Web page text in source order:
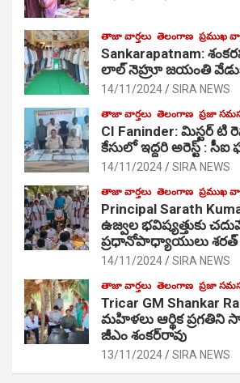
తాజా వార్తలు తెలంగాణ ప్రముఖ
Sankarapatnam:
లాల్ నెహ్రూ జయంతి
14/11/2024 SIRA NEWS
తాజా వార్తలు తెలంగాణ ప్రజా
CI Faninder: మిస్టర్ టి
కేసులో ఇద్దరి అరెస్ట్ : సీఐ
14/11/2024 SIRA NEWS
తాజా వార్తలు తెలంగాణ ప్రముఖ
Principal Sarath
ఉజ్వల భవిష్యత్తుకు
ప్రధానోపాధ్యాయులు
14/11/2024 SIRA NEWS
తాజా వార్తలు తెలంగాణ ప్రజా
Tricar GM Shankar
మహిళలు ఆర్థిక
జీఎం శంకర్‌రావు
13/11/2024 SIRA NEWS